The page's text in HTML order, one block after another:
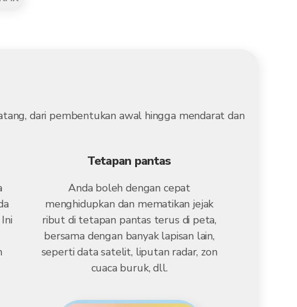
dari pembentukan awal hingga mendarat dan
Tetapan pantas
Anda boleh dengan cepat
menghidupkan dan mematikan jejak
ribut di tetapan pantas terus di peta,
bersama dengan banyak lapisan lain,
seperti data satelit, liputan radar, zon
cuaca buruk, dll.